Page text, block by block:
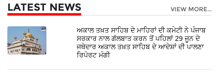
LATEST NEWS VIEW MORE...
ਅਕਾਲ ਤਖ਼ਤ ਸਾਹਿਬ ਦੇ ਮਾਹਿਰਾਂ ਦੀ ਕਮੇਟੀ ਨੇ ਪੰਜਾਬ
ਸਰਕਾਰ ਨਾਲ ਗੱਲਬਾਤ ਕਰਨ ਤੋਂ ਪਹਿਲਾਂ 29 ਜੂਨ ਦੇ
ਜਥੇਦਾਰ ਅਕਾਲ ਤਖ਼ਤ ਸਾਹਿਬ ਦੇ ਆਦੇਸ਼ਾਂ ਦੀ ਪਾਲਣਾ
ਰਿਪੋਰਟ ਮੰਗੀ